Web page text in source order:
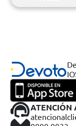
ATENCIÓN